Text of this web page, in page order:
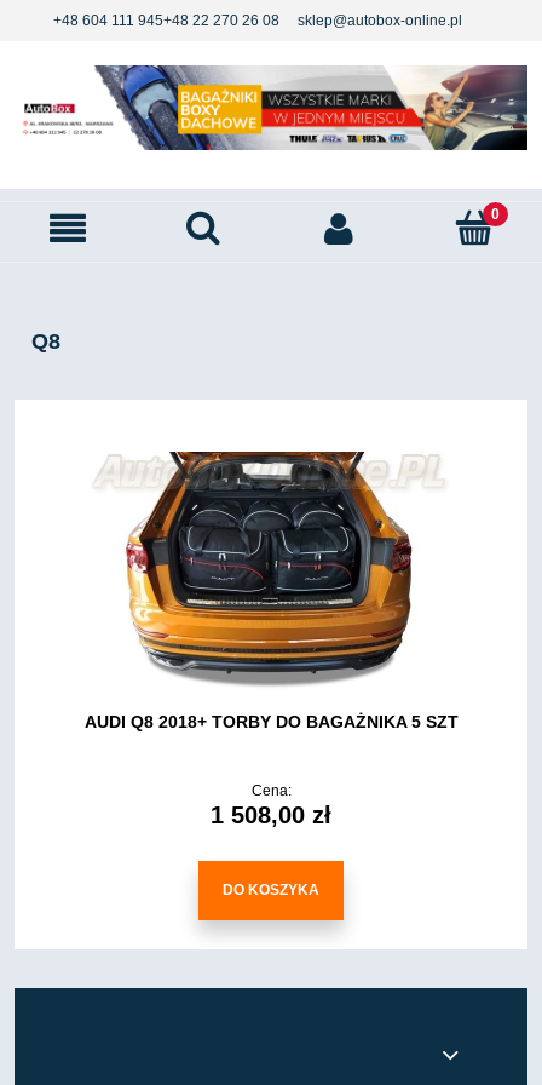
+48 604 111 945+48 22 270 26 08 sklep@autobox-online.pl
Q8
AUDI Q8 2018+ TORBY DO BAGAŻNIKA 5 SZT
Cena:
1 508,00 zł
DO KOSZYKA